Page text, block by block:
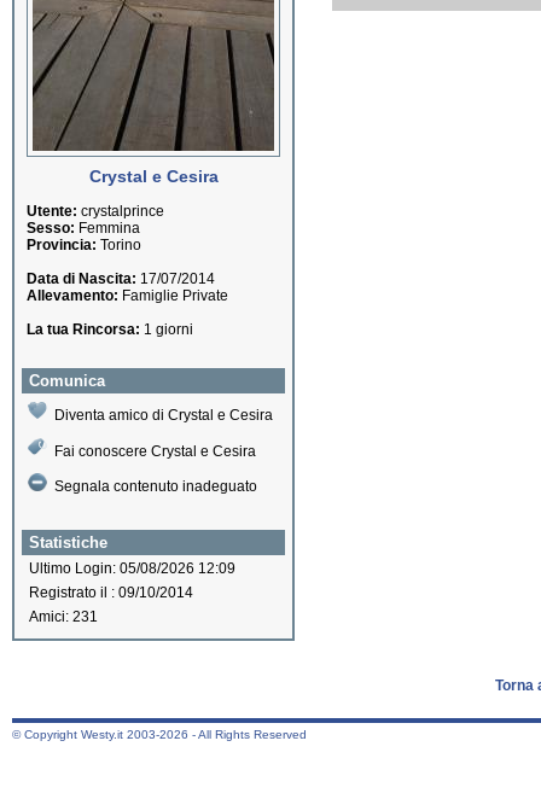
Crystal e Cesira
Utente: crystalprince
Sesso: Femmina
Provincia: Torino
Data di Nascita: 17/07/2014
Allevamento: Famiglie Private
La tua Rincorsa: 1 giorni
Comunica
Diventa amico di Crystal e Cesira
Fai conoscere Crystal e Cesira
Segnala contenuto inadeguato
Statistiche
Ultimo Login: 05/08/2026 12:09
Registrato il : 09/10/2014
Amici: 231
Torna
© Copyright Westy.it 2003-2026 - All Rights Reserved